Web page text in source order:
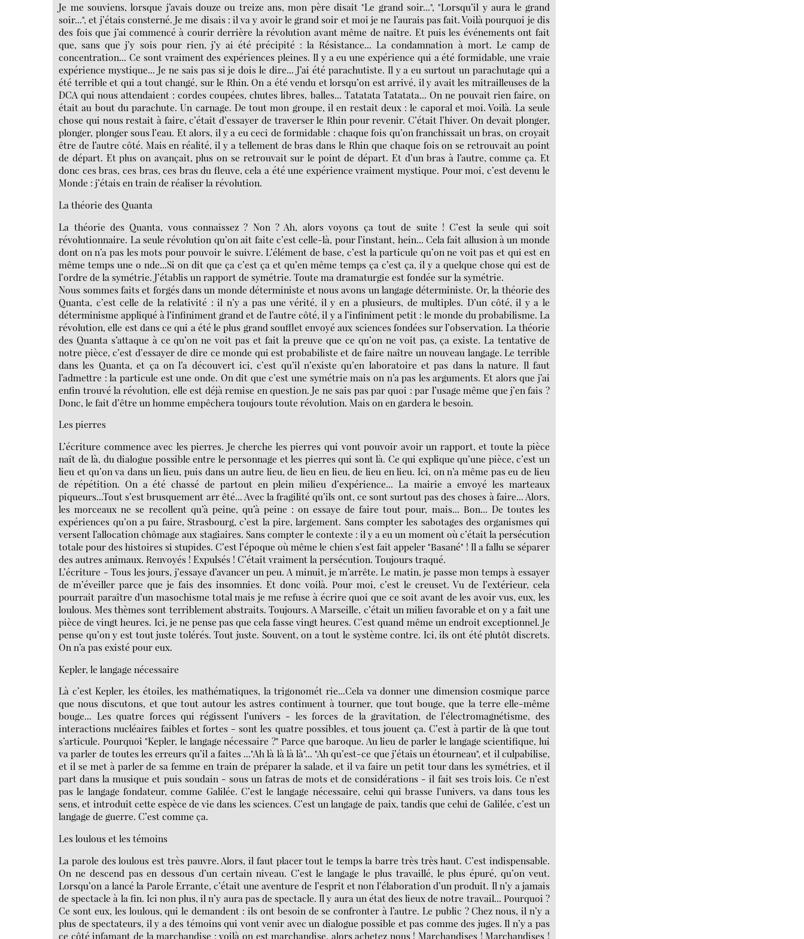
Je me souviens, lorsque j’avais douze ou treize ans, mon père disait "Le grand soir...", "Lorsqu’il y aura le grand
soir...", et j’étais consterné. Je me disais : il va y avoir le grand soir et moi je ne l’aurais pas fait. Voilà pourquoi je dis
des fois que j’ai commencé à courir derrière la révolution avant même de naître. Et puis les événements ont fait
que, sans que j’y sois pour rien, j’y ai été précipité : la Résistance... La condamnation à mort. Le camp de
concentration... Ce sont vraiment des expériences pleines. Il y a eu une expérience qui a été formidable, une vraie
expérience mystique... Je ne sais pas si je dois le dire... J’ai été parachutiste. Il y a eu surtout un parachutage qui a
été terrible et qui a tout changé, sur le Rhin. On a été vendu et lorsqu’on est arrivé, il y avait les mitrailleuses de la
DCA qui nous attendaient : cordes coupées, chutes libres, balles... Tatatata Tatatata... On ne pouvait rien faire, on
était au bout du parachute. Un carnage. De tout mon groupe, il en restait deux : le caporal et moi. Voilà. La seule
chose qui nous restait à faire, c’était d’essayer de traverser le Rhin pour revenir. C’était l’hiver. On devait plonger,
plonger, plonger sous l’eau. Et alors, il y a eu ceci de formidable : chaque fois qu’on franchissait un bras, on croyait
être de l’autre côté. Mais en réalité, il y a tellement de bras dans le Rhin que chaque fois on se retrouvait au point
de départ. Et plus on avançait, plus on se retrouvait sur le point de départ. Et d’un bras à l’autre, comme ça. Et
donc ces bras, ces bras, ces bras du fleuve, cela a été une expérience vraiment mystique. Pour moi, c’est devenu le
Monde : j’étais en train de réaliser la révolution.
La théorie des Quanta
La théorie des Quanta, vous connaissez ? Non ? Ah, alors voyons ça tout de suite ! C’est la seule qui soit
révolutionnaire. La seule révolution qu’on ait faite c’est celle-là, pour l’instant, hein... Cela fait allusion à un monde
dont on n’a pas les mots pour pouvoir le suivre. L’élément de base, c’est la particule qu’on ne voit pas et qui est en
même temps une o nde...Si on dit que ça c’est ça et qu’en même temps ça c’est ça, il y a quelque chose qui est de
l’ordre de la symétrie. J’établis un rapport de symétrie. Toute ma dramaturgie est fondée sur la symétrie.
Nous sommes faits et forgés dans un monde déterministe et nous avons un langage déterministe. Or, la théorie des
Quanta, c’est celle de la relativité : il n’y a pas une vérité, il y en a plusieurs, de multiples. D’un côté, il y a le
déterminisme appliqué à l’infiniment grand et de l’autre côté, il y a l’infiniment petit : le monde du probabilisme. La
révolution, elle est dans ce qui a été le plus grand soufflet envoyé aux sciences fondées sur l’observation. La théorie
des Quanta s’attaque à ce qu’on ne voit pas et fait la preuve que ce qu’on ne voit pas, ça existe. La tentative de
notre pièce, c’est d’essayer de dire ce monde qui est probabiliste et de faire naître un nouveau langage. Le terrible
dans les Quanta, et ça on l’a découvert ici, c’est qu’il n’existe qu’en laboratoire et pas dans la nature. Il faut
l’admettre : la particule est une onde. On dit que c’est une symétrie mais on n’a pas les arguments. Et alors que j’ai
enfin trouvé la révolution, elle est déjà remise en question. Je ne sais pas par quoi : par l’usage même que j’en fais ?
Donc, le fait d’être un homme empêchera toujours toute révolution. Mais on en gardera le besoin.
Les pierres
L’écriture commence avec les pierres. Je cherche les pierres qui vont pouvoir avoir un rapport, et toute la pièce
naît de là, du dialogue possible entre le personnage et les pierres qui sont là. Ce qui explique qu’une pièce, c’est un
lieu et qu’on va dans un lieu, puis dans un autre lieu, de lieu en lieu, de lieu en lieu. Ici, on n’a même pas eu de lieu
de répétition. On a été chassé de partout en plein milieu d’expérience... La mairie a envoyé les marteaux
piqueurs...Tout s’est brusquement arr êté... Avec la fragilité qu’ils ont, ce sont surtout pas des choses à faire... Alors,
les morceaux ne se recollent qu’à peine, qu’à peine : on essaye de faire tout pour, mais... Bon... De toutes les
expériences qu’on a pu faire, Strasbourg, c’est la pire, largement. Sans compter les sabotages des organismes qui
versent l’allocation chômage aux stagiaires. Sans compter le contexte : il y a eu un moment où c’était la persécution
totale pour des histoires si stupides. C’est l’époque où même le chien s’est fait appeler "Basané" ! Il a fallu se séparer
des autres animaux. Renvoyés ! Expulsés ! C’était vraiment la persécution. Toujours traqué.
L’écriture - Tous les jours, j’essaye d’avancer un peu. A minuit, je m’arrête. Le matin, je passe mon temps à essayer
de m’éveiller parce que je fais des insomnies. Et donc voilà. Pour moi, c’est le creuset. Vu de l’extérieur, cela
pourrait paraître d’un masochisme total mais je me refuse à écrire quoi que ce soit avant de les avoir vus, eux, les
loulous. Mes thèmes sont terriblement abstraits. Toujours. A Marseille, c’était un milieu favorable et on y a fait une
pièce de vingt heures. Ici, je ne pense pas que cela fasse vingt heures. C’est quand même un endroit exceptionnel. Je
pense qu’on y est tout juste tolérés. Tout juste. Souvent, on a tout le système contre. Ici, ils ont été plutôt discrets.
On n’a pas existé pour eux.
Kepler, le langage nécessaire
Là c’est Kepler, les étoiles, les mathématiques, la trigonomét rie...Cela va donner une dimension cosmique parce
que nous discutons, et que tout autour les astres continuent à tourner, que tout bouge, que la terre elle-même
bouge... Les quatre forces qui régissent l’univers - les forces de la gravitation, de l’électromagnétisme, des
interactions nucléaires faibles et fortes - sont les quatre possibles, et tous jouent ça. C’est à partir de là que tout
s’articule. Pourquoi "Kepler, le langage nécessaire ?" Parce que baroque. Au lieu de parler le langage scientifique, lui
va parler de toutes les erreurs qu’il a faites ..."Ah là là là là"... "Ah qu’est-ce que j’étais un étourneau", et il culpabilise,
et il se met à parler de sa femme en train de préparer la salade, et il va faire un petit tour dans les symétries, et il
part dans la musique et puis soudain - sous un fatras de mots et de considérations - il fait ses trois lois. Ce n’est
pas le langage fondateur, comme Galilée. C’est le langage nécessaire, celui qui brasse l’univers, va dans tous les
sens, et introduit cette espèce de vie dans les sciences. C’est un langage de paix, tandis que celui de Galilée, c’est un
langage de guerre. C’est comme ça.
Les loulous et les témoins
La parole des loulous est très pauvre. Alors, il faut placer tout le temps la barre très très haut. C’est indispensable.
On ne descend pas en dessous d’un certain niveau. C’est le langage le plus travaillé, le plus épuré, qu’on veut.
Lorsqu’on a lancé la Parole Errante, c’était une aventure de l’esprit et non l’élaboration d’un produit. Il n’y a jamais
de spectacle à la fin. Ici non plus, il n’y aura pas de spectacle. Il y aura un état des lieux de notre travail... Pourquoi ?
Ce sont eux, les loulous, qui le demandent : ils ont besoin de se confronter à l’autre. Le public ? Chez nous, il n’y a
plus de spectateurs, il y a des témoins qui vont venir avec un dialogue possible et pas comme des juges. Il n’y a pas
ce côté infamant de la marchandise : voilà on est marchandise, alors achetez nous ! Marchandises ! Marchandises !